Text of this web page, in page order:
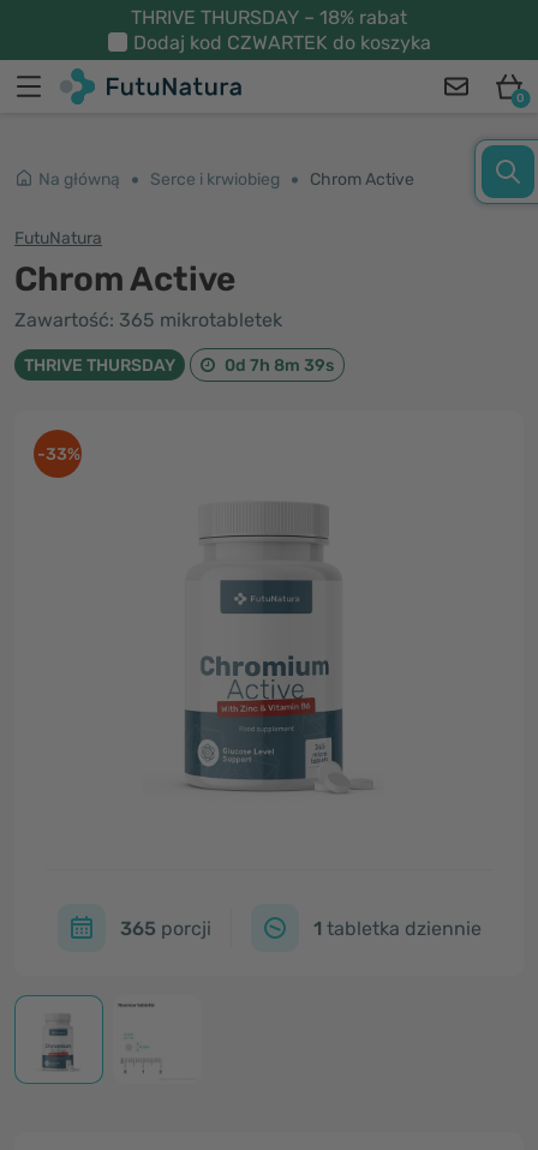
THRIVE THURSDAY – 18% rabat
Dodaj kod CZWARTEK do koszyka
0
Na główną Serce i krwiobieg Chrom Active
FutuNatura
Chrom Active
Zawartość: 365 mikrotabletek
THRIVE THURSDAY 0d 7h 8m 38s
-33%
365 porcji 1 tabletka dziennie